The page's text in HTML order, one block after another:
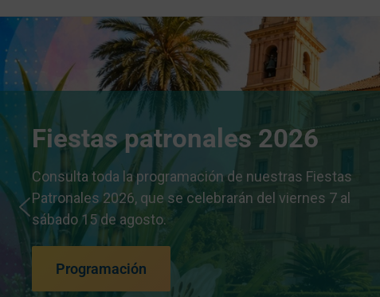
Fiestas patronales 2026
Consulta toda la programación de nuestras Fiestas
Patronales 2026, que se celebrarán del viernes 7 al
sábado 15 de agosto.
Programación